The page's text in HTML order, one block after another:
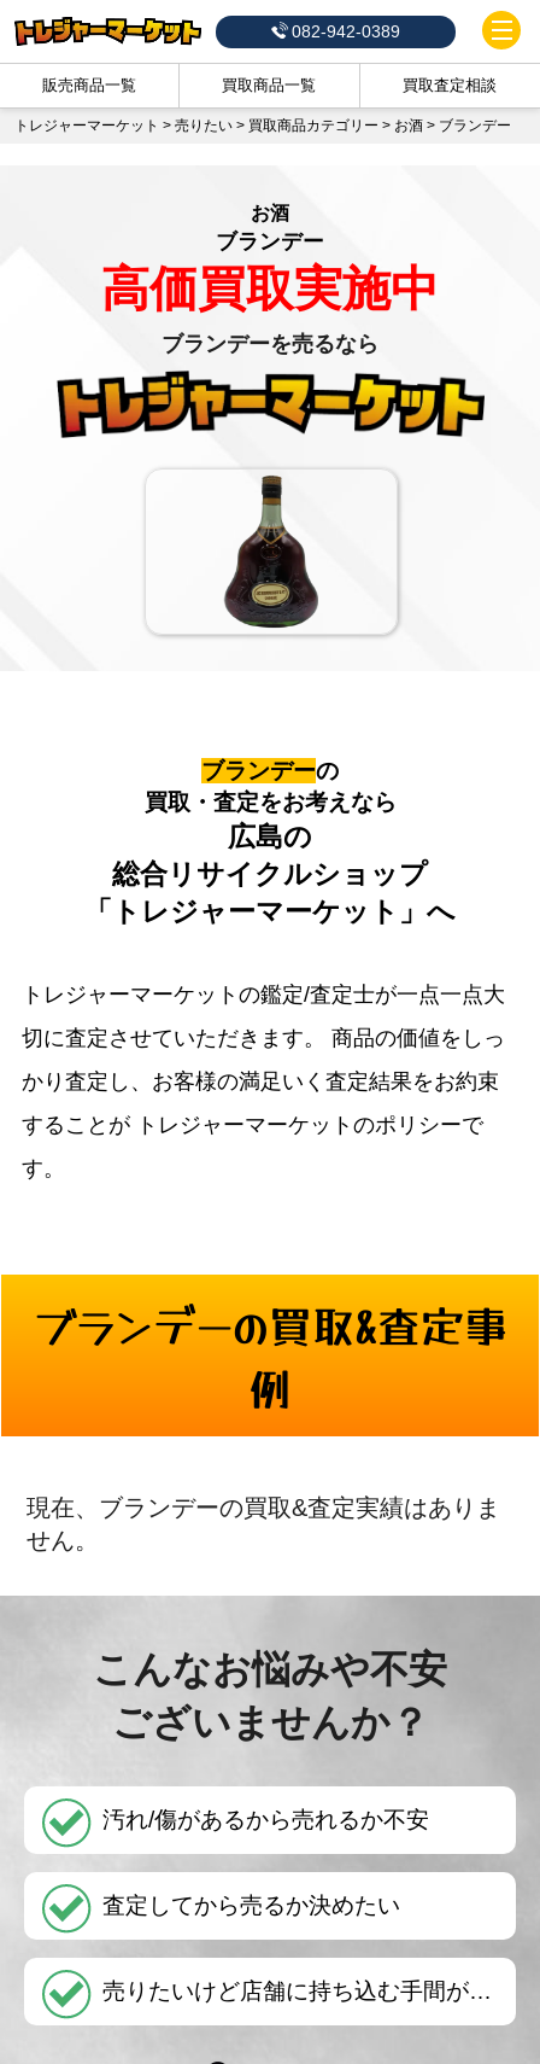
082-942-0389
販売商品一覧 買取商品一覧 買取査定相談
トレジャーマーケット > 売りたい > 買取商品カテゴリー > お酒 > ブランデー
お酒
ブランデー
高価買取実施中
ブランデーを売るなら
ブランデーの
買取・査定をお考えなら
広島の
総合リサイクルショップ
「トレジャーマーケット」へ
トレジャーマーケットの鑑定/査定士が一点一点大
切に査定させていただきます。
商品の価値をしっ
かり査定し、お客様の満足いく査定結果をお約束
することが トレジャーマーケットのポリシーで
す。
ブランデーの買取&査定事
例
現在、ブランデーの買取&査定実績はありま
せん。
こんなお悩みや不安
ございませんか？
汚れ/傷があるから売れるか不安
査定してから売るか決めたい
売りたいけど店舗に持ち込む手間が…